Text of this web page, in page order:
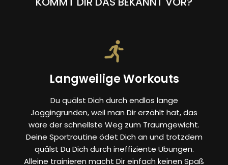
Langweilige Workouts
Du quälst Dich durch endlos lange
Joggingrunden, weil man Dir erzählt hat, das
wäre der schnellste Weg zum Traumgewicht.
Deine Sportroutine ödet Dich an und trotzdem
quälst Du Dich durch ineffiziente Übungen.
Alleine trainieren macht Dir einfach keinen Spaß